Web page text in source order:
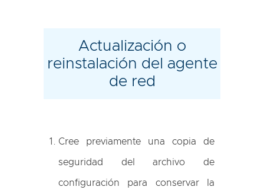
Actualización o
reinstalación del agente
de red
Cree previamente una copia de
seguridad del archivo de
configuración para conservar la